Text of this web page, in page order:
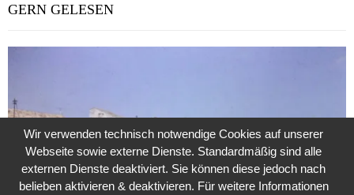
GERN GELESEN
Wir verwenden technisch notwendige Cookies auf unserer
Webseite sowie externe Dienste. Standardmäßig sind alle
externen Dienste deaktiviert. Sie können diese jedoch nach
belieben aktivieren & deaktivieren. Für weitere Informationen